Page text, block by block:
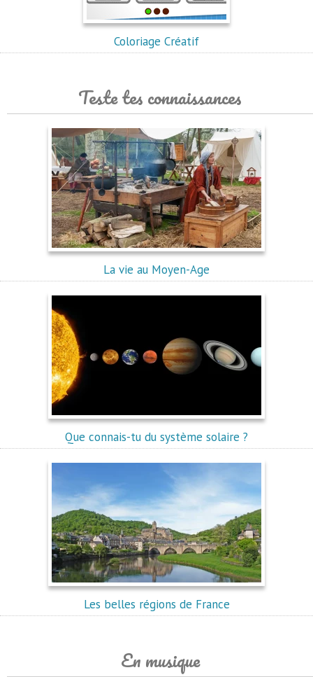
Coloriage Créatif
Teste tes connaissances
La vie au Moyen-Age
Que connais-tu du système solaire ?
Les belles régions de France
En musique